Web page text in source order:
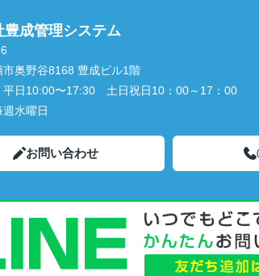
豊成管理システム
市奥野谷8168 豊成ビル1階
平日10:00〜17:30 土日祝日10：00～17：00
週水曜日
お問い合わせ